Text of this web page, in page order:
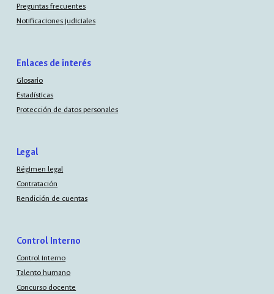
Preguntas frecuentes
Notificaciones judiciales
Enlaces de interés
Glosario
Estadísticas
Protección de datos personales
Legal
Régimen legal
Contratación
Rendición de cuentas
Control Interno
Control interno
Talento humano
Concurso docente